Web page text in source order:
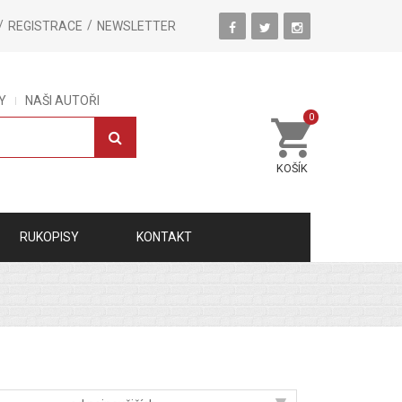
REGISTRACE NEWSLETTER
NAŠI AUTOŘI
KOŠÍK
0
RUKOPISY KONTAKT